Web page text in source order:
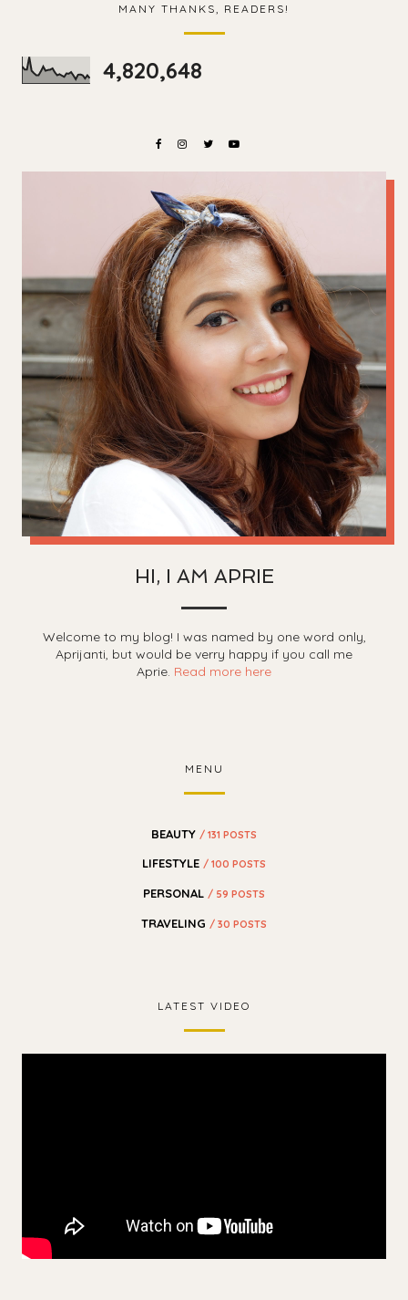
MANY THANKS, READERS!
4,820,648
HI, I AM APRIE
Welcome to my blog! I was named by one word only,
Aprijanti, but would be verry happy if you call me
Aprie. Read more here
MENU
BEAUTY / 131 POSTS
LIFESTYLE / 100 POSTS
PERSONAL / 59 POSTS
TRAVELING / 30 POSTS
LATEST VIDEO